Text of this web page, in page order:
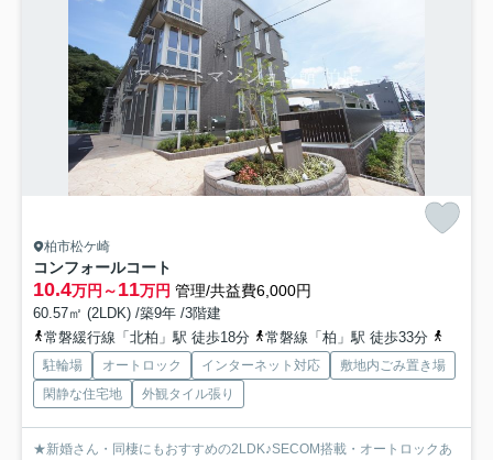
柏市松ケ崎
コンフォールコート
10.4万円～11万円 管理/共益費6,000円
60.57㎡ (2LDK) /築9年 /3階建
常磐緩行線「北柏」駅 徒歩18分
常磐線「柏」駅 徒歩33分
駐輪場 オートロック インターネット対応
敷地内ごみ置き場
閑静な住宅地
外観タイル張り
★新婚さん・同棲にもおすすめの2LDK♪SECOM搭載・オートロックあ